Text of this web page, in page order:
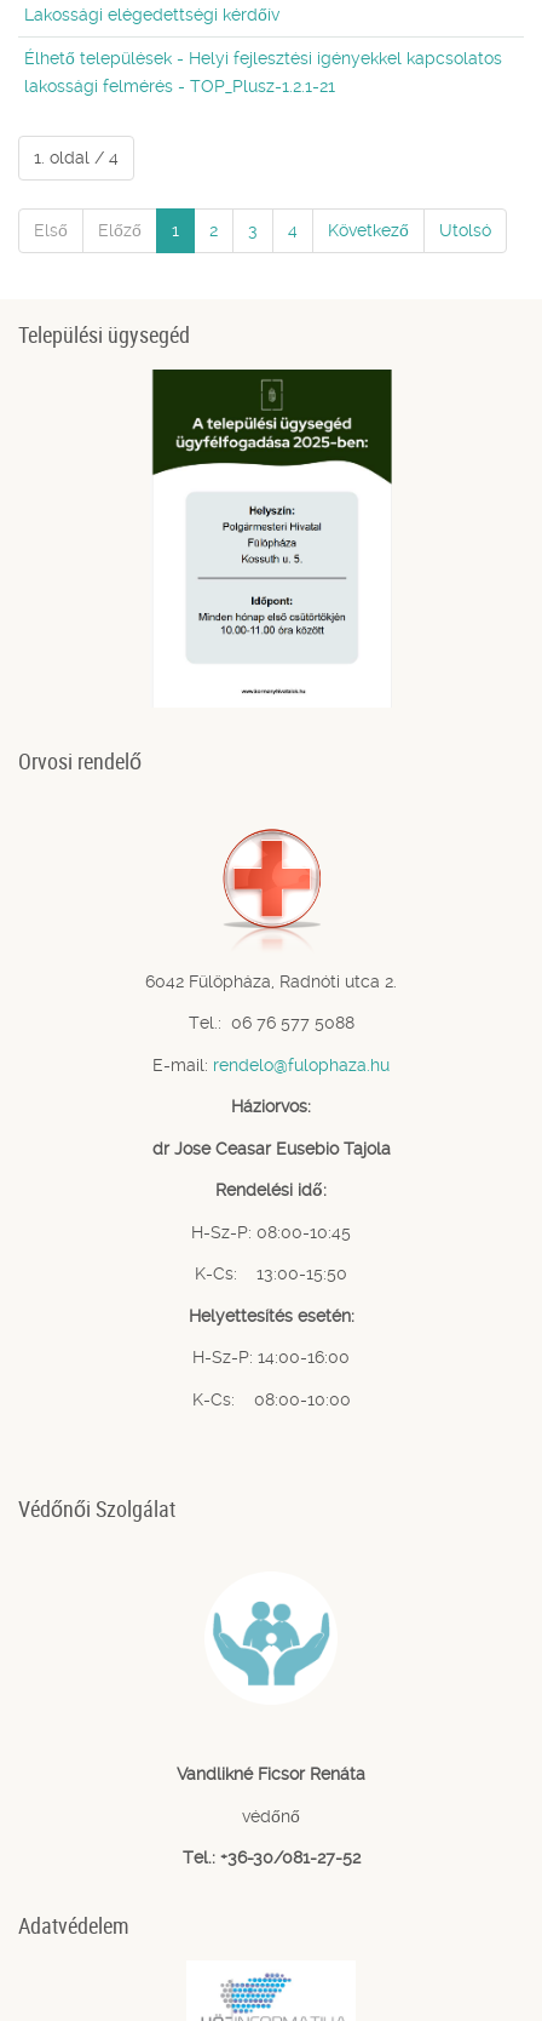
Lakossági elégedettségi kérdőív
Élhető települések - Helyi fejlesztési igényekkel kapcsolatos
lakossági felmérés - TOP_Plusz-1.2.1-21
1. oldal / 4
Első Előző 1 2 3 4 Következő Utolsó
Települési ügysegéd
Orvosi rendelő
6042 Fülöpháza, Radnóti utca 2.
Tel.: 06 76 577 5088
E-mail: rendelo@fulophaza.hu
Háziorvos:
dr Jose Ceasar Eusebio Tajola
Rendelési idő:
H-Sz-P: 08:00-10:45
K-Cs: 13:00-15:50
Helyettesítés esetén:
H-Sz-P: 14:00-16:00
K-Cs: 08:00-10:00
Védőnői Szolgálat
Vandlikné Ficsor Renáta
védőnő
Tel.: +36-30/081-27-52
Adatvédelem